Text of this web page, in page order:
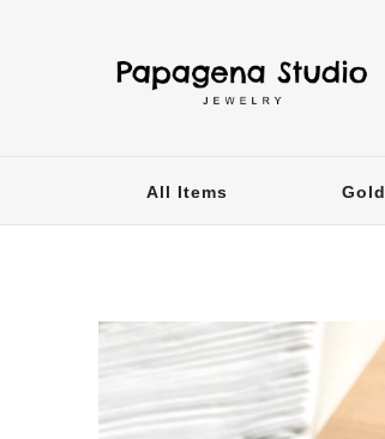
All Items Gold